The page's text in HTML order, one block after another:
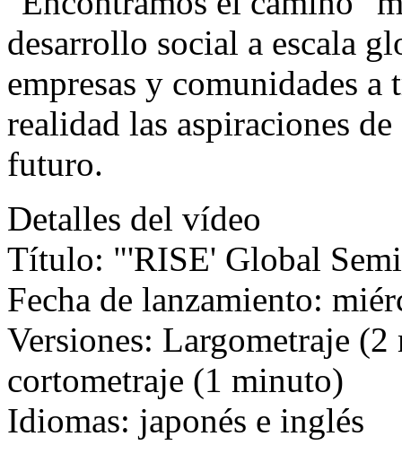
desarrollo social a escala
empresas y comunidades
realidad las aspiraciones
futuro.
Detalles del vídeo
Título: "'RISE' Global
Fecha de lanzamiento:
Versiones: Largometraje
cortometraje (1 minuto)
Idiomas: japonés e inglés